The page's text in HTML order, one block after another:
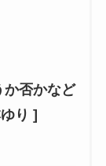
か否かなど
り ]